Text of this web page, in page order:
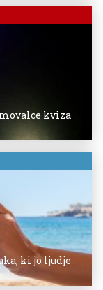
kviza
ki jo ljudje